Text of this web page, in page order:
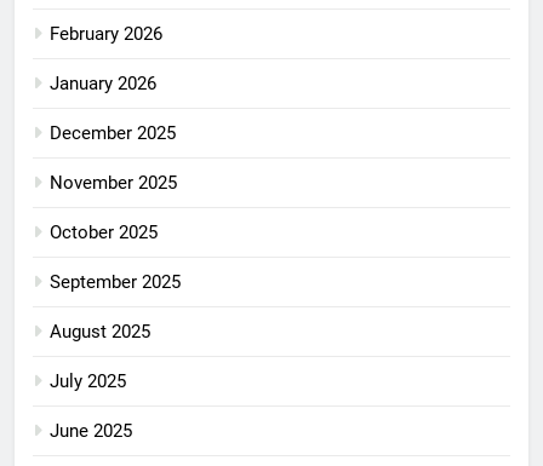
February 2026
January 2026
December 2025
November 2025
October 2025
September 2025
August 2025
July 2025
June 2025